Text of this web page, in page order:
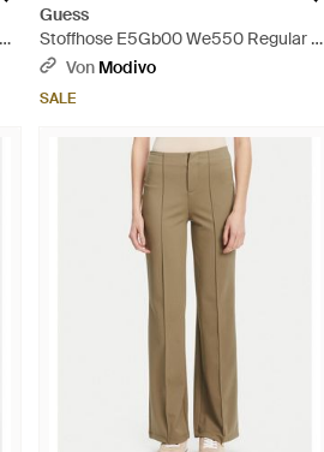
Guess
Stoffhose E5Gb00 We550 Regular Fit
- Orange
Von Modivo
SALE